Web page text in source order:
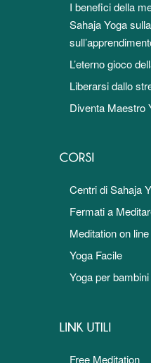
I benefici della
Sahaja Yoga
L’eterno gioco
Liberarsi dallo
Diventa Maestro
Centri di Sahaja
Fermati a
Meditation on line
Yoga Facile
Yoga per bambini
Free Meditation